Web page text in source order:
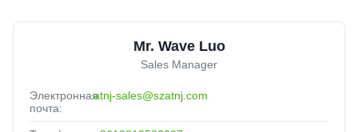
Mr. Wave Luo
Sales Manager
Электронная
почта:
atnj-sales@szatnj.com